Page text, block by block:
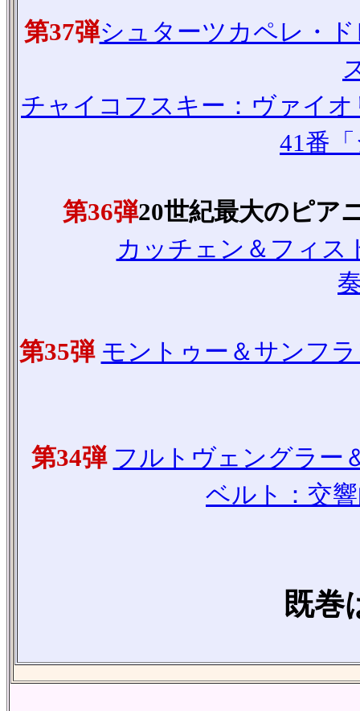
第37弾シュターツカペレ・
チャイコフスキー：ヴァイ
41番
第36弾20世紀最大のピア
カッチェン＆フィス
第35弾 モントゥー＆サンフ
第34弾 フルトヴェングラー
ベルト：交
既巻